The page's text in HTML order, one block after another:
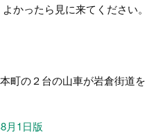
かったら見に来てください。
町の２台の山車が岩倉街道を
月1日版